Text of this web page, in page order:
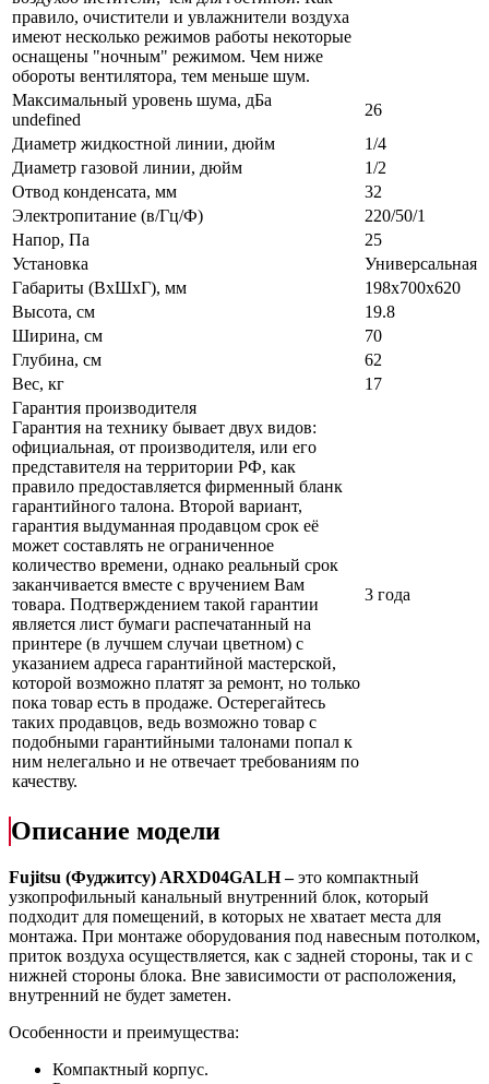
правило, очистители и увлажнители воздуха
имеют несколько режимов работы некоторые
оснащены "ночным" режимом. Чем ниже
обороты вентилятора, тем меньше шум.
Максимальный уровень шума, дБа
undefined
26
Диаметр жидкостной линии, дюйм
1/4
Диаметр газовой линии, дюйм
1/2
Отвод конденсата, мм
32
Электропитание (в/Гц/Ф)
220/50/1
Напор, Па
25
Установка
Универсальная
Габариты (ВxШxГ), мм
198х700х620
Высота, см
19.8
Ширина, см
70
Глубина, см
62
Вес, кг
17
Гарантия производителя
Гарантия на технику бывает двух видов:
официальная, от производителя, или его
представителя на территории РФ, как
правило предоставляется фирменный бланк
гарантийного талона. Второй вариант,
гарантия выдуманная продавцом срок её
может составлять не ограниченное
количество времени, однако реальный срок
заканчивается вместе с вручением Вам
товара. Подтверждением такой гарантии
является лист бумаги распечатанный на
принтере (в лучшем случаи цветном) с
указанием адреса гарантийной мастерской,
которой возможно платят за ремонт, но только
пока товар есть в продаже. Остерегайтесь
таких продавцов, ведь возможно товар с
подобными гарантийными талонами попал к
ним нелегально и не отвечает требованиям по
качеству.
3 года
Описание модели
Fujitsu (Фуджитсу) ARXD04GALH –это компактный
узкопрофильный канальный внутренний блок, который
подходит для помещений, в которых не хватает места для
монтажа. При монтаже оборудования под навесным потолком,
приток воздуха осуществляется, как с задней стороны, так и с
нижней стороны блока. Вне зависимости от расположения,
внутренний не будет заметен.
Особенности и преимущества:
Компактный корпус.